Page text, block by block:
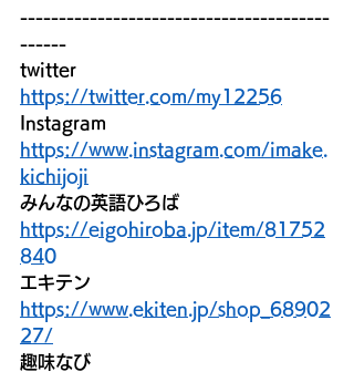
----------------------------------------
------
twitter
https://twitter.com/my12256
Instagram
https://www.instagram.com/imake.
kichijoji
みんなの英語ひろば
https://eigohiroba.jp/item/81752
840
エキテン
https://www.ekiten.jp/shop_68902
27/
趣味なび